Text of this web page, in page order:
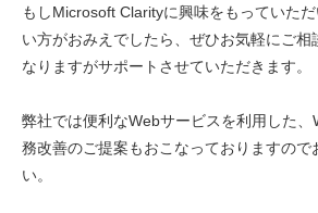
もしMicrosoft Clarityに興味をもっていた
い方がおみえでしたら、ぜひお気軽にご相
なりますがサポートさせていただきます。
弊社では便利なWebサービスを利用した
務改善のご提案もおこなっておりますので
い。